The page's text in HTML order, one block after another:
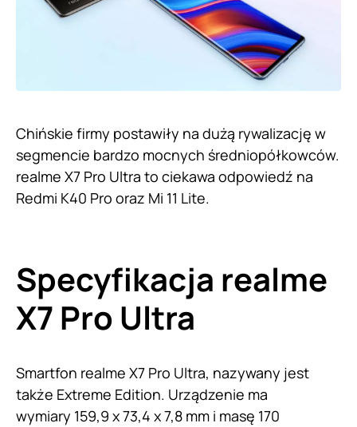
Chińskie firmy postawiły na dużą rywalizację w
segmencie bardzo mocnych średniopółkowców.
realme X7 Pro Ultra to ciekawa odpowiedź na
Redmi K40 Pro oraz Mi 11 Lite.
Specyfikacja realme
X7 Pro Ultra
Smartfon realme X7 Pro Ultra, nazywany jest
także Extreme Edition. Urządzenie ma
wymiary 159,9 x 73,4 x 7,8 mm i masę 170